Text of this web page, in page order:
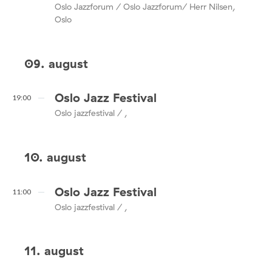
Oslo Jazzforum / Oslo Jazzforum/ Herr Nilsen,
Oslo
09. august
19:00 Oslo Jazz Festival
Oslo jazzfestival / ,
10. august
11:00 Oslo Jazz Festival
Oslo jazzfestival / ,
11. august